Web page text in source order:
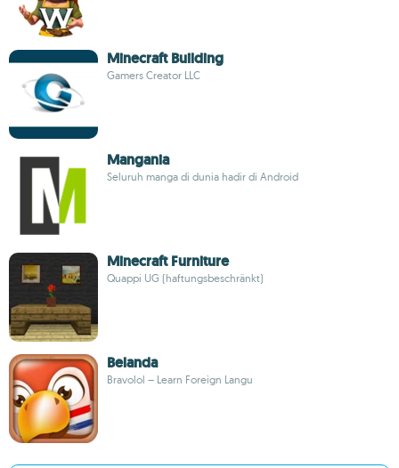
Minecraft Building
Gamers Creator LLC
Mangania
Seluruh manga di dunia hadir di Android
Minecraft Furniture
Quappi UG (haftungsbeschränkt)
Belanda
Bravolol – Learn Foreign Langu